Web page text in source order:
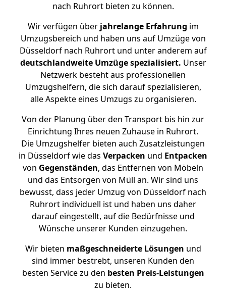
nach Ruhrort bieten zu können.
Wir verfügen überjahrelange Erfahrung im
Umzugsbereich und haben uns auf Umzüge von
Düsseldorf nach Ruhrort und unter anderem auf
deutschlandweite Umzüge spezialisiert. Unser
Netzwerk besteht aus professionellen
Umzugshelfern, die sich darauf spezialisieren,
alle Aspekte eines Umzugs zu organisieren.
Von der Planung über den Transport bis hin zur
Einrichtung Ihres neuen Zuhause in Ruhrort.
Die Umzugshelfer bieten auch Zusatzleistungen
in Düsseldorf wie das Verpacken und Entpacken
von Gegenständen, das Entfernen von Möbeln
und das Entsorgen von Müll an. Wir sind uns
bewusst, dass jeder Umzug von Düsseldorf nach
Ruhrort individuell ist und haben uns daher
darauf eingestellt, auf die Bedürfnisse und
Wünsche unserer Kunden einzugehen.
Wir bieten maßgeschneiderte Lösungen und
sind immer bestrebt, unseren Kunden den
besten Service zu den besten Preis-Leistungen
zu bieten.